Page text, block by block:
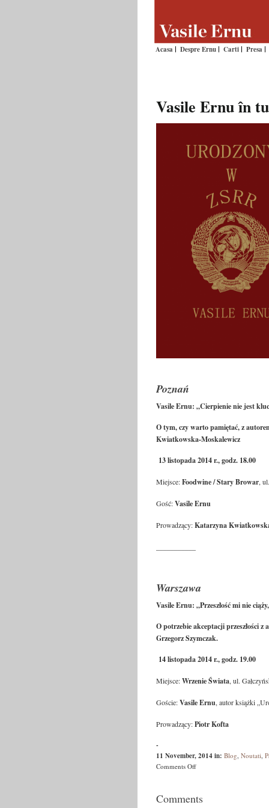
Acasa Despre Ernu Carti Presa
Vasile Ernu în
Poznań
Vasile Ernu: „Cierpienie nie jest
O tym, czy warto pamiętać, z
Kwiatkowska-Moskalewicz
13 listopada 2014 r., godz. 18.00
Miejsce:Foodwine / Stary Browar,
Gość:Vasile Ernu
Prowadzący:Katarzyna
Warszawa
Vasile Ernu: „Przeszłość mi nie
O potrzebie akceptacji przeszłości
Grzegorz Szymczak.
14 listopada 2014 r., godz. 19.00
Miejsce:Wrzenie Świata, ul.
Goście:Vasile Ernu, autor książki
Prowadzący:Piotr Kofta
-
11 November, 2014in: Blog, Noutati,
Comments Offon
în
Comments